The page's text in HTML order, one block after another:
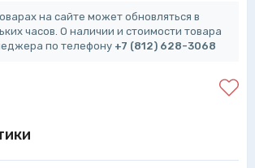
на сайте может обновляться в
часов. О наличии и стоимости товара
по телефону +7 (812) 628-3068